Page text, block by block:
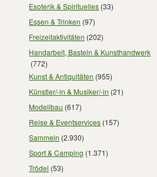
Esoterik & Spirituelles (33)
Essen & Trinken (97)
Freizeitaktivitäten (202)
Handarbeit, Basteln & Kunsthandwerk
(772)
Kunst & Antiquitäten (955)
Künstler/-in & Musiker/-in (21)
Modellbau (617)
Reise & Eventservices (157)
Sammeln (2.930)
Sport & Camping (1.371)
Trödel (53)